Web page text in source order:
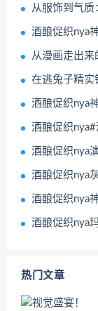
从服饰到气质
酒酿促织nya
从漫画走出来
在逃兔子精实
酒酿促织nya
酒酿促织nya#酒
酒酿促织nya演
酒酿促织nya
酒酿促织nya神
酒酿促织nya
热门文章